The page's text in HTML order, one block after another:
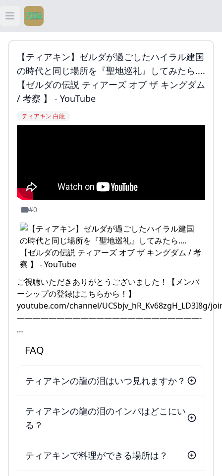
Open main menu
ティアキン
ティアキン 祠
ティアキン 武器
【ティアキン】ゼルダが過ごしたハイラル建国
の時代と同じ場所を『聖地巡礼』してみたら....
【ゼルダの伝説 ティアーズ オブ ザ キングダム
/ 考察 】 - YouTube
ティアキン 白龍
#0
ご視聴いただきありがとうございました！【メンバ
ーシップの登録はこちらから！】
youtube.com/channel/UCSbjv_hR_Kv68zgH_LD3I8g/
———————————————————————-
…
FAQ
ティアキンの龍の泪はいつ見れますか？
ティアキンの龍の泪のインパはどこにい
る？
ティアキンで料理ができる場所は？